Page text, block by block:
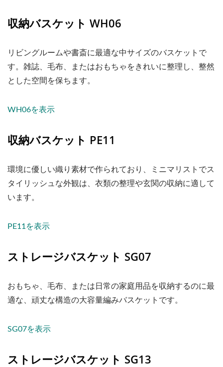
収納バスケット WH06
リビングルームや書斎に最適な中サイズのバスケットで
す。雑誌、毛布、またはおもちゃをきれいに整理し、整然
とした空間を保ちます。
WH06を表示
収納バスケット PE11
環境に優しい織り素材で作られており、ミニマリストでス
タイリッシュな外観は、衣類の整理や玄関の収納に適して
います。
PE11を表示
ストレージバスケット SG07
おもちゃ、毛布、または日常の家庭用品を収納するのに最
適な、頑丈な構造の大容量編みバスケットです。
SG07を表示
ストレージバスケット SG13